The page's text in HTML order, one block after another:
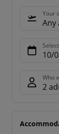
Your
10/
Who
2